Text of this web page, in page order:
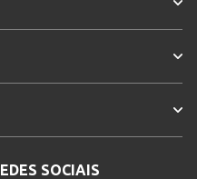
SOCIAIS